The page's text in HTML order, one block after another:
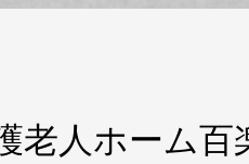
老人ホーム百